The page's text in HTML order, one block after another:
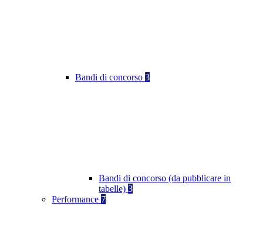
Bandi di concorso 3
Bandi di concorso (da pubblicare in
tabelle) 3
Performance 7